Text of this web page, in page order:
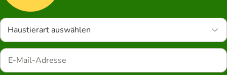
Haustierart auswählen